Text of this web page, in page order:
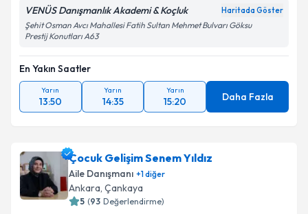
VENÜS Danışmanlık Akademi & Koçluk Haritada Göster
Şehit Osman Avcı Mahallesi Fatih Sultan Mehmet Bulvarı Göksu
Prestij Konutları A63
En Yakın Saatler
Yarın
13:50
Yarın
14:35
Yarın
15:20 Daha Fazla
Çocuk Gelişim Senem Yıldız
Aile Danışmanı +1diğer
Ankara, Çankaya
5 (93 Değerlendirme)